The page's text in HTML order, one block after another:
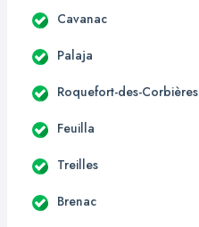
Cavanac
Palaja
Roquefort-des-Corbières
Feuilla
Treilles
Brenac